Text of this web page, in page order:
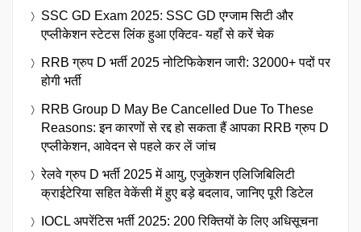
SSC GD Exam 2025: SSC GD एग्जाम सिटी और
एप्लीकेशन स्टेटस लिंक हुआ एक्टिव- यहाँ से करें चेक
RRB ग्रुप D भर्ती 2025 नोटिफिकेशन जारी: 32000+ पदों पर
होगी भर्ती
RRB Group D May Be Cancelled Due To These
Reasons: इन कारणों से रद्द हो सकता हैं आपका RRB ग्रुप D
एप्लीकेशन, आवेदन से पहले कर लें जांच
रेलवे ग्रुप D भर्ती 2025 में आयु, एजुकेशन एलिजिबिलिटी
क्राईटेरिया सहित वेकेंसी में हुए बड़े बदलाव, जानिए पूरी डिटेल
IOCL अपरेंटिस भर्ती 2025: 200 रिक्तियों के लिए अधिसूचना